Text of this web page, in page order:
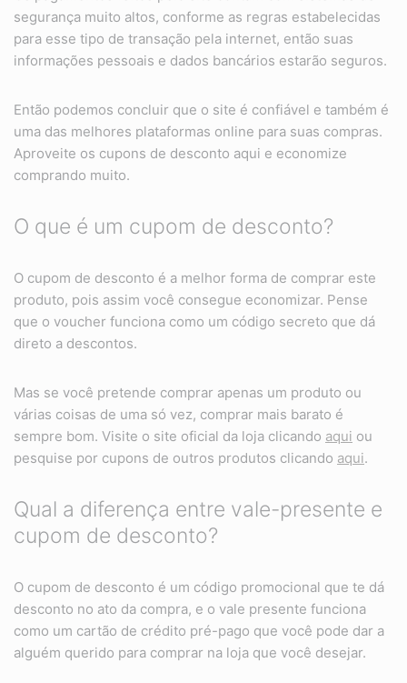
segurança muito altos, conforme as regras estabelecidas
para esse tipo de transação pela internet, então suas
informações pessoais e dados bancários estarão seguros.
Então podemos concluir que o site é confiável e também é
uma das melhores plataformas online para suas compras.
Aproveite os cupons de desconto aqui e economize
comprando muito.
O que é um cupom de desconto?
O cupom de desconto é a melhor forma de comprar este
produto, pois assim você consegue economizar. Pense
que o voucher funciona como um código secreto que dá
direto a descontos.
Mas se você pretende comprar apenas um produto ou
várias coisas de uma só vez, comprar mais barato é
sempre bom. Visite o site oficial da loja clicando aqui ou
pesquise por cupons de outros produtos clicando aqui.
Qual a diferença entre vale-presente e
cupom de desconto?
O cupom de desconto é um código promocional que te dá
desconto no ato da compra, e o vale presente funciona
como um cartão de crédito pré-pago que você pode dar a
alguém querido para comprar na loja que você desejar.